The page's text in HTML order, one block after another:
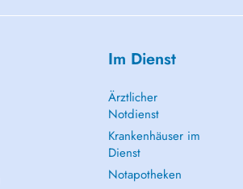
Im Dienst
Ärztlicher
Notdienst
Krankenhäuser im
Dienst
Notapotheken